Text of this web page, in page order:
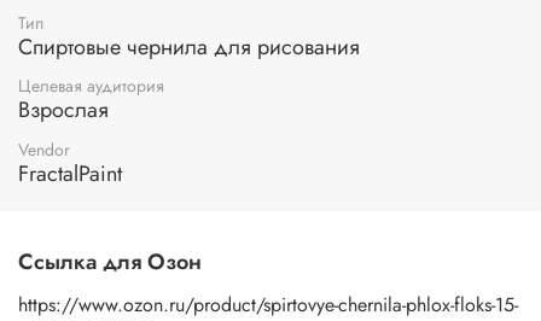
Тип
Спиртовые чернила для рисования
Целевая аудитория
Взрослая
Vendor
FractalPaint
Ссылка для Озон
https://www.ozon.ru/product/spirtovye-chernila-phlox-floks-15-